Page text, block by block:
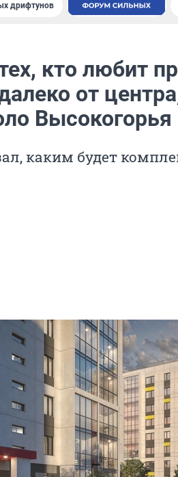
дрифтунов
кто любит
от
Высокогорья
каким будет